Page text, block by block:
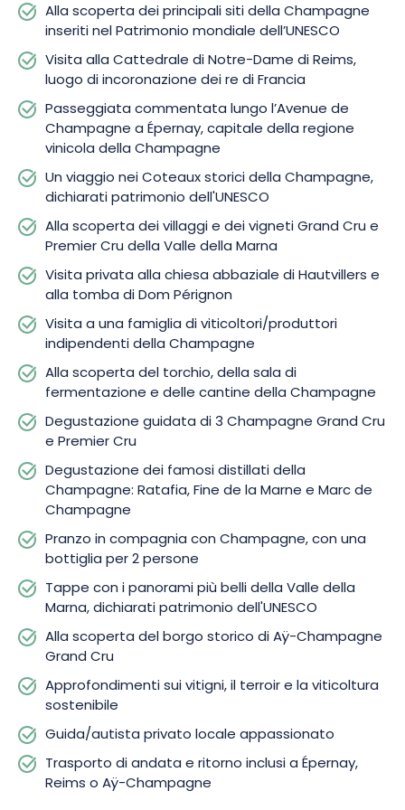
Per prolungare questa immersione, vi viene proposto un
abitanti del posto che dagli appassionati di Champagne. Il
pasto è accompagnato da una bottiglia di Champagne per 2
persone e da una selezione di specialità regionali che
esaltano i sapori del territorio. Un’esperienza completa che
unisce patrimonio, degustazioni, gastronomia e paesaggi
d’eccezione nel cuore della Champagne UNESCO. Prenotate
subito questa fuga d’eccezione e lasciatevi sedurre dai luoghi
più belli, dai terroir più prestigiosi e dalle tradizioni che
rendono la Champagne famosa in tutto il mondo.
Alla scoperta dei principali siti della Champagne
inseriti nel Patrimonio mondiale dell’UNESCO
Visita alla Cattedrale di Notre-Dame di Reims,
luogo di incoronazione dei re di Francia
Passeggiata commentata lungo l’Avenue de
Champagne a Épernay, capitale della regione
vinicola della Champagne
Un viaggio nei Coteaux storici della Champagne,
dichiarati patrimonio dell'UNESCO
Alla scoperta dei villaggi e dei vigneti Grand Cru e
Premier Cru della Valle della Marna
Visita privata alla chiesa abbaziale di Hautvillers e
alla tomba di Dom Pérignon
Visita a una famiglia di viticoltori/produttori
indipendenti della Champagne
Alla scoperta del torchio, della sala di
fermentazione e delle cantine della Champagne
Degustazione guidata di 3 Champagne Grand Cru
e Premier Cru
Degustazione dei famosi distillati della
Champagne: Ratafia, Fine de la Marne e Marc de
Champagne
Pranzo in compagnia con Champagne, con una
bottiglia per 2 persone
Tappe con i panorami più belli della Valle della
Marna, dichiarati patrimonio dell'UNESCO
Alla scoperta del borgo storico di Aÿ-Champagne
Grand Cru
Approfondimenti sui vitigni, il terroir e la viticoltura
sostenibile
Guida/autista privato locale appassionato
Trasporto di andata e ritorno inclusi a Épernay,
Reims o Aÿ-Champagne